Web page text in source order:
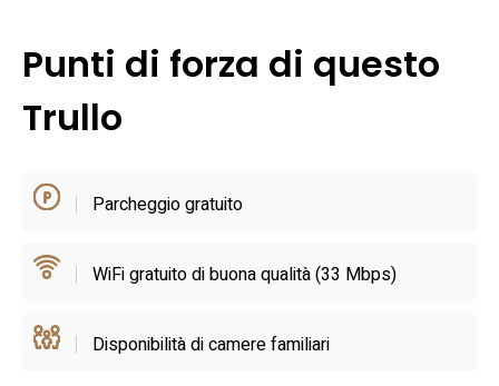
soggiorni medi e lunghi, tra cui connessione Wi‑Fi
disponibile in tutta la proprietà, lavatrice, e una cucina
completa di elettrodomestici; è inoltre pet‑friendly,
unisce l'intimità tipica dei trulli a Martina Franca con
La posizione facilita escursioni nella zona: la casa si trova
comodo per raggiungere in breve tempo borghi come
Punti di forza di questo
Trullo
Parcheggio gratuito
WiFi gratuito di buona qualità (33 Mbps)
Disponibilità di camere familiari